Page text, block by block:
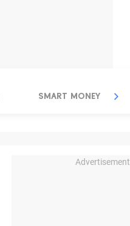
SMART MONEY
Advertisement